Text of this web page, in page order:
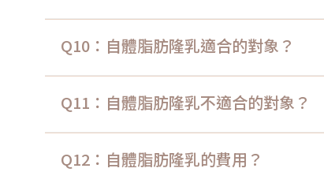
Q10：自體脂肪隆乳適合的對象？
Q11：自體脂肪隆乳不適合的對象？
Q12：自體脂肪隆乳的費用？